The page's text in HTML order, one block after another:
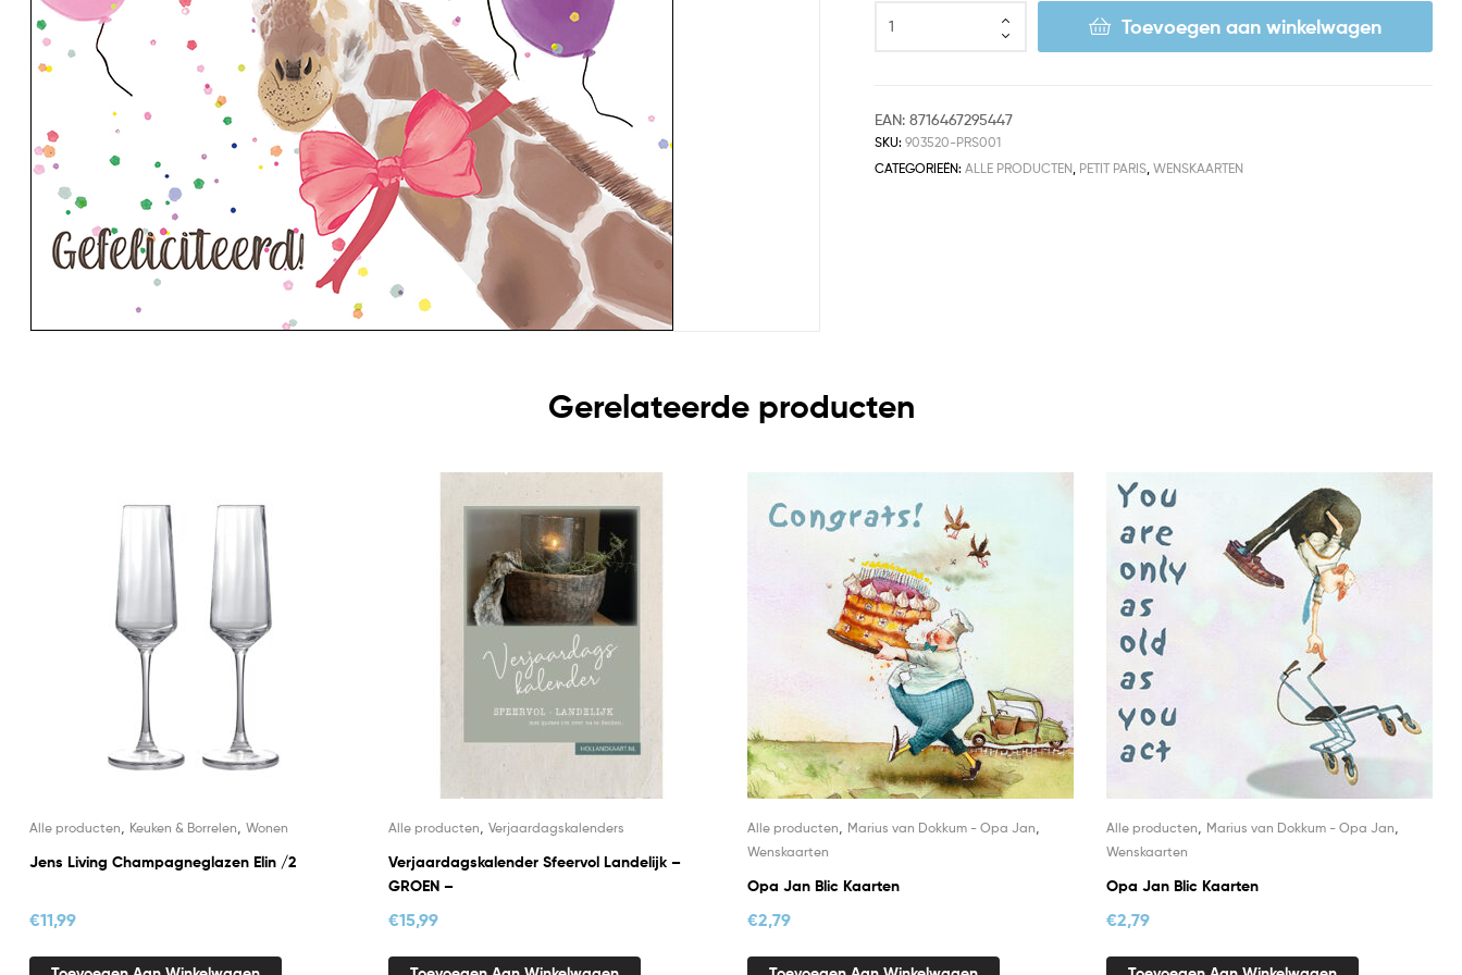
Toevoegen aan winkelwagen
EAN:8716467295447
SKU:903520-PRS001
CATEGORIEËN:ALLE PRODUCTEN PETIT PARIS ,WENSKAARTEN
Gerelateerde producten
Alle producten, Keuken & Borrelen, Wonen
Jens Living Champagneglazen Elin /2
€11,99
Alle producten, Verjaardagskalenders
Verjaardagskalender Sfeervol Landelijk –
GROEN –
€15,99
Alle producten, Marius van Dokkum - Opa Jan,
Wenskaarten
Opa Jan Blic Kaarten
€2,79
Alle producten, Marius van Dokkum - Opa Jan,
Wenskaarten
Opa Jan Blic Kaarten
€2,79